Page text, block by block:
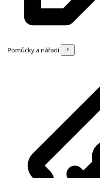
Pomůcky a nářadí